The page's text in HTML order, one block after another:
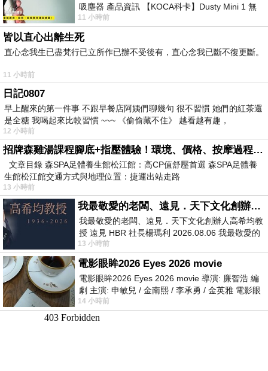
吸塵器 產品資訊 【KOCA科卡】Dusty Mini 1 無
線手持吸塵器評語： 能吸、能吹兼具兩
11 小時前
皆以直心出離生死
直心念我生已盡梵行已立所作已辦不受後有，直心念我已斷不復更斷。
11 小時前
日記0807
早上醒來的第一件事 不跟早餐店阿姨們聊幾句 很不習慣 她們的紅茶還
是全糖 我喝起來比較習慣 ~~~ 《偷偷藏不住》 越看越有趣，
12 小時前
招牌森雞湯課程腳底+指壓體驗！環境、價格、按摩過程全紀錄，森SPA足體養生館松江館最新價格表
文章目錄 森SPA足體養生館松江館：高CP值舒壓首選 森SPA足體養
生館松江館交通方式與地理位置：捷運出站走路
13 小時前
我最敬愛的老闆、遠見．天下文化創辦人高希均教授
我最敬愛的老闆、遠見．天下文化創辦人高希均教
授 遠見 HBR 社長楊瑪利 2026.08.06 我最敬愛的
老闆、遠見．天下文化創辦人高希均教
13 小時前
電影眼眸2026 Eyes 2026 movie
電影眼眸2026 Eyes 2026 movie 導演: 廉智浩 編
劇 主演: 申敏兒 / 金南熙 / 李承勇 / 金英雅 電影眼
眸2026描述攝影師徐珍因遺
14 小時前